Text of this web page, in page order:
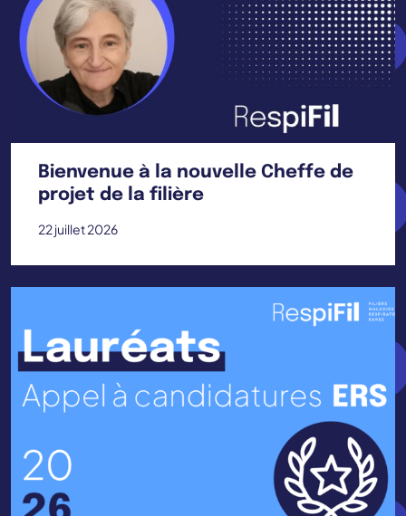
Bienvenue à la nouvelle Cheffe de
projet de la filière
22 juillet 2026